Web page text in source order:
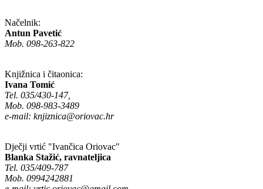
Načelnik:
Antun Pavetić
Mob. 098-263-822
Knjižnica i čitaonica:
Ivana Tomić
Tel. 035/430-147,
Mob. 098-983-3489
e-mail: knjiznica@oriovac.hr
Dječji vrtić "Ivančica Oriovac"
Blanka Stažić, ravnateljica
Tel. 035/409-787
Mob. 0994242881